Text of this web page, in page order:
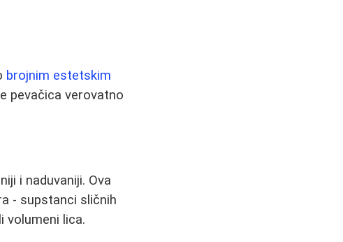
brojnim estetskim
pevačica verovatno
i naduvaniji. Ova
- supstanci sličnih
volumeni lica.